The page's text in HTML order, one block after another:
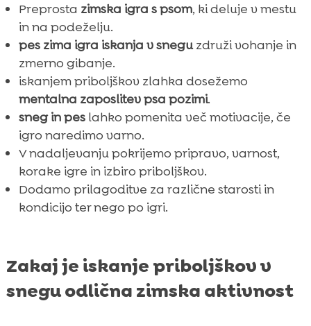
 Zaključek
 FAQ
Preprosta zimska igra s psom, ki deluje v mestu
in na podeželju.
pes zima igra iskanja v sneguzdruži vohanje in
zmerno gibanje.
iskanjem priboljškov zlahka dosežemo
mentalna zaposlitev psa pozimi.
sneg in peslahko pomenita več motivacije, če
igro naredimo varno.
V nadaljevanju pokrijemo pripravo, varnost,
korake igre in izbiro priboljškov.
Dodamo prilagoditve za različne starosti in
kondicijo ter nego po igri.
Zakaj je iskanje priboljškov v
snegu odlična zimska aktivnost